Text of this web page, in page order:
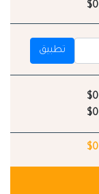
$0
تطبيق
$0
$0
$0